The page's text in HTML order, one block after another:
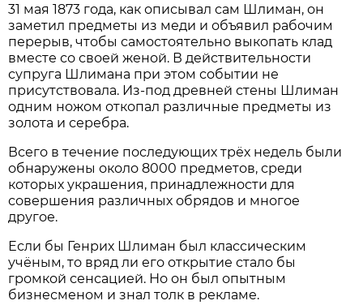
31 мая 1873 года, как описывал сам Шлиман, он
заметил предметы из меди и объявил рабочим
перерыв, чтобы самостоятельно выкопать клад
вместе со своей женой. В действительности
супруга Шлимана при этом событии не
присутствовала. Из-под древней стены Шлиман
одним ножом откопал различные предметы из
золота и серебра.
Всего в течение последующих трёх недель были
обнаружены около 8000 предметов, среди
которых украшения, принадлежности для
совершения различных обрядов и многое
другое.
Если бы Генрих Шлиман был классическим
учёным, то вряд ли его открытие стало бы
громкой сенсацией. Но он был опытным
бизнесменом и знал толк в рекламе.